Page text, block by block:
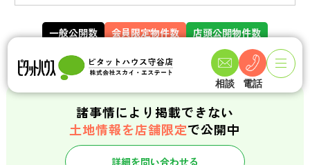
相談 電話
一般公開数
141件
会員限定物件数
358件
店頭公開物件数
諸事情により掲載できない
土地情報を店舗限定で公開中
詳細を問い合わせる